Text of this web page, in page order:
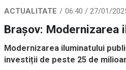
ACTUALITATE 06:40 / 27/01/
Brașov: Modernizarea
Modernizarea iluminatului
investiții de peste 25 de